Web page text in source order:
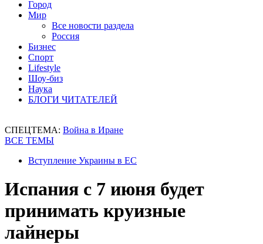
Город
Мир
Все новости раздела
Россия
Бизнес
Спорт
Lifestyle
Шоу-биз
Наука
БЛОГИ ЧИТАТЕЛЕЙ
СПЕЦТЕМА: Война в Иране
ВСЕ ТЕМЫ
Вступление Украины в ЕС
Испания с 7 июня будет
принимать круизные
лайнеры